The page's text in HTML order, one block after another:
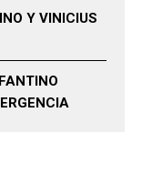
Y VINICIUS